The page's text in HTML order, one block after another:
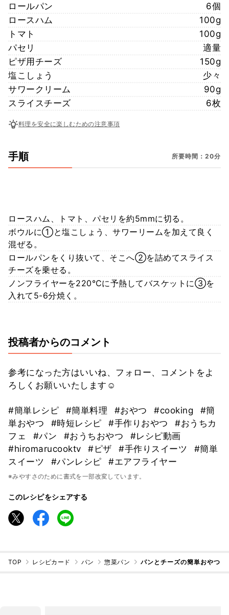
ロールパン
6個
ロースハム
100g
トマト
100g
パセリ
適量
ピザ用チーズ
150g
塩こしょう
少々
サワークリーム
90g
スライスチーズ
6枚
料理を安全に楽しむための注意事項
手順 所要時間：20分
ロースハム、トマト、パセリを約5mmに切る。
ボウルに①と塩こしょう、サワーリームを加えて良く
混ぜる。
ロールパンをくり抜いて、そこへ②を詰めてスライス
チーズを乗せる。
ノンフライヤーを220℃に予熱してバスケットに③を
入れて5-6分焼く。
投稿者からのコメント
参考になった方はいいね、フォロー、コメントをよ
ろしくお願いいたします☺
#簡単レシピ #簡単料理 #おやつ #cooking
#簡
単おやつ
#時短レシピ #手作りおやつ
#おうちカ
フェ
#パン #おうちおやつ
#レシピ動画
#hiromarucooktv
#ピザ #手作りスイーツ
#簡単
スイーツ
#パンレシピ #エアフライヤー
※みやすさのために書式を一部改変しています。
このレシピをシェアする
TOP レシピカード パン 惣菜パン パンとチーズの簡単おやつ